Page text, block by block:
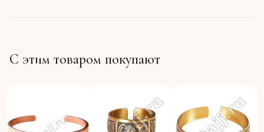
С этим товаром покупают